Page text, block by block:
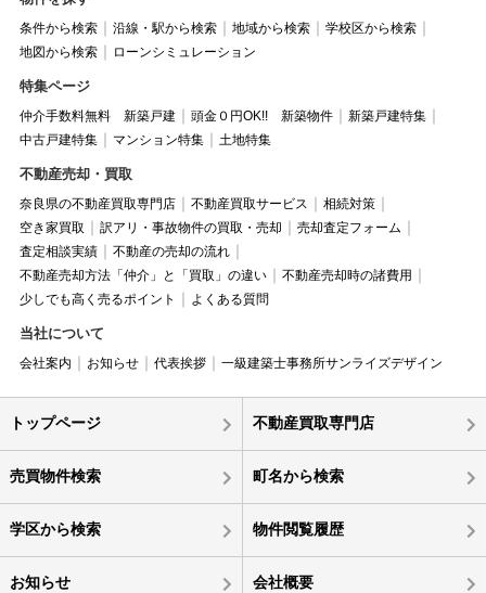
条件から検索 沿線・駅から検索 地域から検索
学校区から検索
地図から検索
ローンシミュレーション
特集ページ
仲介手数料無料 新築戸建 頭金０円OK!! 新築物件
新築戸建特集
中古戸建特集
マンション特集 土地特集
不動産売却・買取
奈良県の不動産買取専門店 不動産買取サービス
相続対策
空き家買取
訳アリ・事故物件の買取・売却
売却査定フォーム
査定相談実績
不動産の売却の流れ
不動産売却方法「仲介」と「買取」の違い
不動産売却時の諸費用
少しでも高く売るポイント
よくある質問
当社について
会社案内 お知らせ 代表挨拶 一級建築士事務所サンライズデザイン
トップページ 不動産買取専門店
売買物件検索 町名から検索
学区から検索 物件閲覧履歴
お知らせ 会社概要